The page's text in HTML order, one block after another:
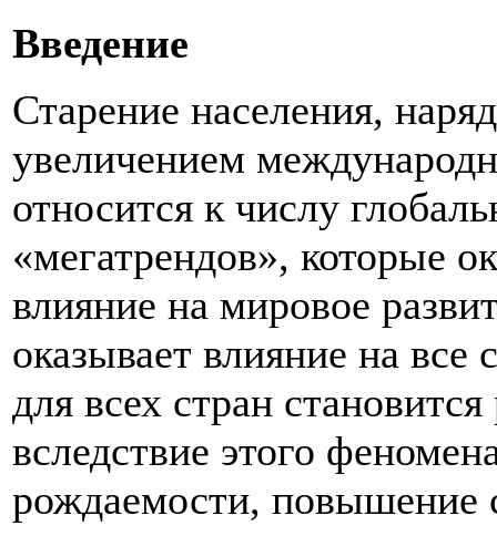
Введение
Старение населения,
увеличением
относится к числу
«мегатрендов», которые
влияние на мировое
оказывает влияние на
для всех стран
вследствие этого
рождаемости, повышение